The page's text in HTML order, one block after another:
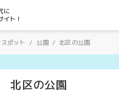
う、熊本-｜熊本の子育て世
に
イト！
ポット / 公園 / 北区の公園
北区の公園